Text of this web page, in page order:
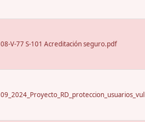
08-V-77 S-101 Acreditación seguro.pdf